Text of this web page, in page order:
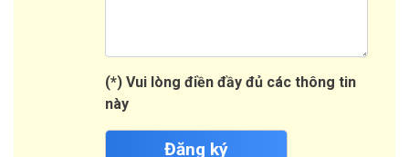
(*) Vui lòng điền đầy đủ các thông tin
này
Đăng ký